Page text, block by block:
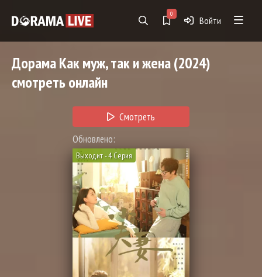
0
Войти
ДорамаКак муж, так и жена(2024)
смотреть онлайн
Смотреть
Обновлено:
Выходит - 4 Серия